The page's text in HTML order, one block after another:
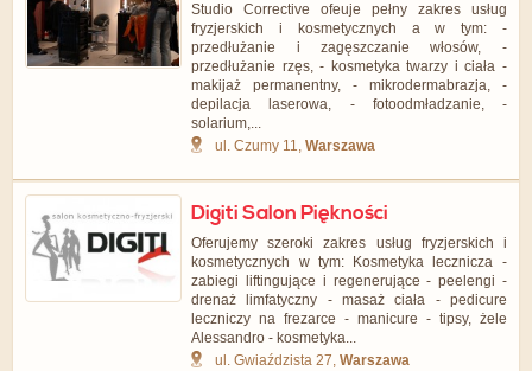
Studio Corrective ofeuje pełny zakres usług
fryzjerskich i kosmetycznych a w tym: -
przedłużanie i zagęszczanie włosów, -
przedłużanie rzęs, - kosmetyka twarzy i ciała -
makijaż permanentny, - mikrodermabrazja, -
depilacja laserowa, - fotoodmładzanie, -
solarium,...
ul. Czumy 11,Warszawa
Digiti Salon Piękności
Oferujemy szeroki zakres usług fryzjerskich i
kosmetycznych w tym: Kosmetyka lecznicza -
zabiegi liftingujące i regenerujące - peelengi -
drenaż limfatyczny - masaż ciała - pedicure
leczniczy na frezarce - manicure - tipsy, żele
Alessandro - kosmetyka...
ul. Gwiaździsta 27,Warszawa